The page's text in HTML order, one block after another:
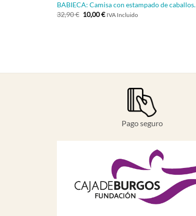
BABIECA: Camisa con estampado de caballos.
32,90€ El
precio
10,00€ElIVA Incluido
Pago seguro